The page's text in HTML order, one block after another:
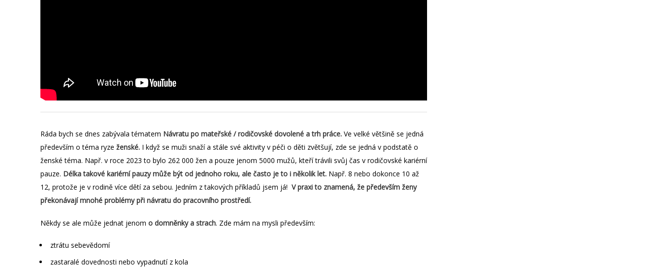
Ráda bych se dnes zabývala tématem Návratu po mateřské / rodičovské dovolené a trh práce. Ve velké většině se jedná
především o téma ryze ženské. I když se muži snaží a stále své aktivity v péči o děti zvětšují, zde se jedná v podstatě o
ženské téma. Např. v roce 2023 to bylo 262 000 žen a pouze jenom 5000 mužů, kteří trávili svůj čas v rodičovské kariérní
pauze. Délka takové kariérní pauzy může být od jednoho roku, ale často je to i několik let. Např. 8 nebo dokonce 10 až
12, protože je v rodině více dětí za sebou. Jedním z takových příkladů jsem já! V praxi to znamená, že především ženy
překonávají mnohé problémy při návratu do pracovního prostředí.
Někdy se ale může jednat jenom o domněnky a strach. Zde mám na mysli především:
ztrátu sebevědomí
zastaralé dovednosti nebo vypadnutí z kola